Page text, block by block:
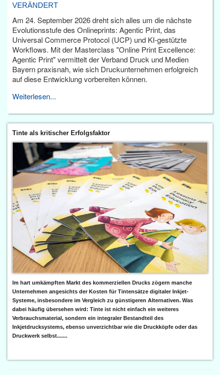
VERÄNDERT
Am 24. September 2026 dreht sich alles um die nächste
Evolutionsstufe des Onlineprints: Agentic Print, das
Universal Commerce Protocol (UCP) und KI-gestützte
Workflows. Mit der Masterclass "Online Print Excellence:
Agentic Print" vermittelt der Verband Druck und Medien
Bayern praxisnah, wie sich Druckunternehmen erfolgreich
auf diese Entwicklung vorbereiten können.
Weiterlesen...
Tinte als kritischer Erfolgsfaktor
Im hart umkämpften Markt des kommerziellen Drucks zögern manche
Unternehmen angesichts der Kosten für Tintensätze digitaler Inkjet-
Systeme, insbesondere im Vergleich zu günstigeren Alternativen. Was
dabei häufig übersehen wird: Tinte ist nicht einfach ein weiteres
Verbrauchsmaterial, sondern ein integraler Bestandteil des
Inkjetdrucksystems, ebenso unverzichtbar wie die Druckköpfe oder das
Druckwerk selbst.......